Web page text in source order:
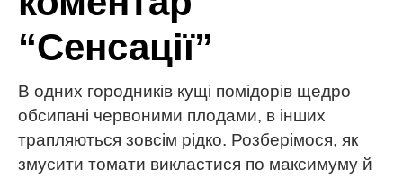
“Сенсації”
В одних городників кущі помідорів щедро
обсипані червоними плодами, в інших
трапляються зовсім рідко. Розберімося, як
змусити томати викластися по максимуму й